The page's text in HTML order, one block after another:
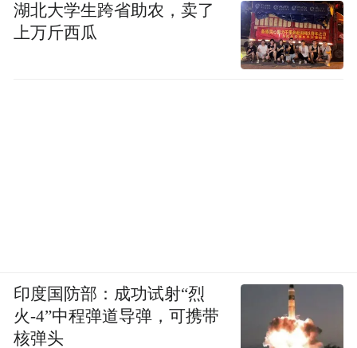
湖北大学生跨省助农，卖了
上万斤西瓜
印度国防部：成功试射“烈
火-4”中程弹道导弹，可携带
核弹头